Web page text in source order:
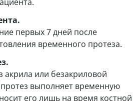
первых 7 дней после
временного протеза.
акрила или безакриловой
выполняет временную
его лишь на время костной